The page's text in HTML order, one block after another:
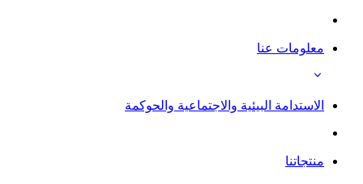
معلومات عنا
الاستدامة البيئية والاجتماعية والحوكمة
منتجاتنا